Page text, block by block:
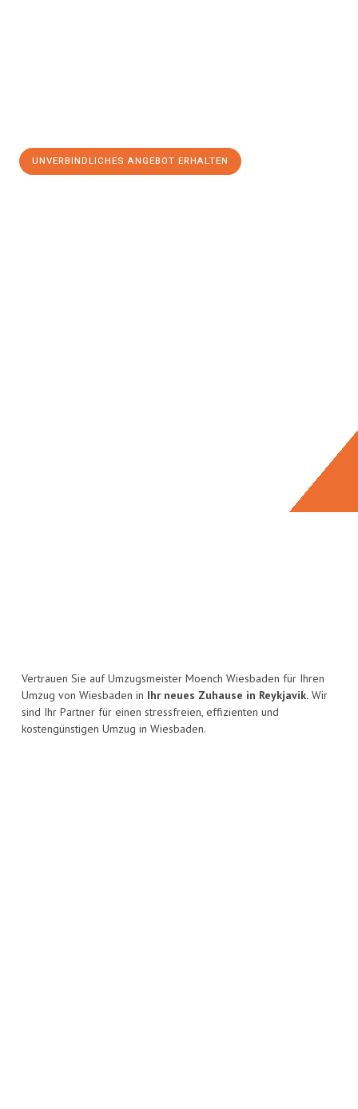
UNVERBINDLICHES ANGEBOT ERHALTEN
Vertrauen Sie auf Umzugsmeister Moench Wiesbaden für Ihren
Umzug von Wiesbaden in Ihr neues Zuhause in Reykjavik. Wir
sind Ihr Partner für einen stressfreien, effizienten und
kostengünstigen Umzug in Wiesbaden.